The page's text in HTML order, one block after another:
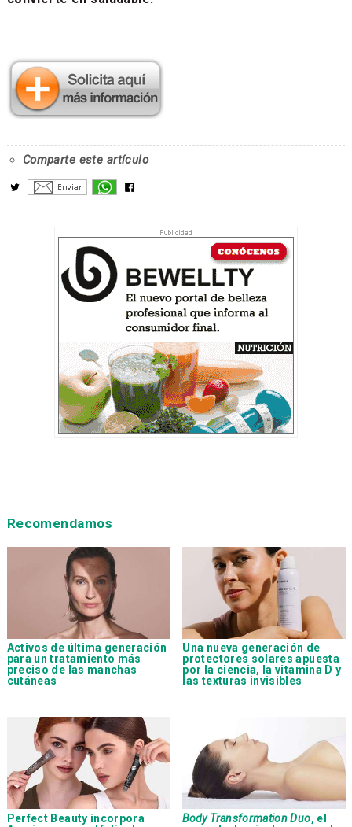
Comparte este artículo
Recomendamos
Activos de última generación
para un tratamiento más
preciso de las manchas
cutáneas
Una nueva generación de
protectores solares apuesta
por la ciencia, la vitamina D y
las texturas invisibles
Perfect Beauty incorpora
Body Transformation Duo, el